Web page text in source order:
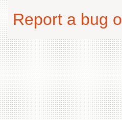
Report a bug